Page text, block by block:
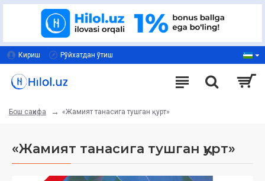
Кириш Рўйхатдан ўтиш
Бош саҳифа «Жамият танасига тушган қурт»
«Жамият танасига тушган қурт»